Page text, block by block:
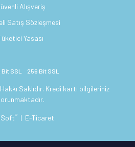
Alışveriş
Satış Sözleşmesi
Yasası
256 Bit SSL
Saklıdır. Kredi kartı bilgileriniz
® | E-Ticaret